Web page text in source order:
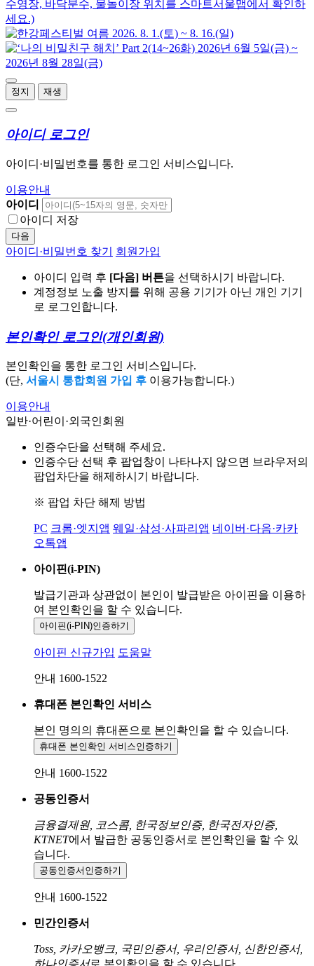
정지 재생
아이디 로그인
아이디·비밀번호를 통한 로그인 서비스입니다.
이용안내
아이디
아이디 저장
다음
아이디·비밀번호 찾기 회원가입
아이디 입력 후 [다음] 버튼을 선택하시기 바랍니다.
계정정보 노출 방지를 위해 공용 기기가 아닌 개인 기기
로 로그인합니다.
본인확인 로그인(개인회원)
본인확인을 통한 로그인 서비스입니다.
(단, 서울시 통합회원 가입 후 이용가능합니다.)
이용안내
일반·어린이·외국인회원
인증수단을 선택해 주세요.
인증수단 선택 후 팝업창이 나타나지 않으면 브라우저의
팝업차단을 해제하시기 바랍니다.
※ 팝업 차단 해제 방법
PC 크롬·엣지앱 웨일·삼성·사파리앱 네이버·다음·카카
오톡앱
아이핀(i-PIN)
발급기관과 상관없이 본인이 발급받은 아이핀을 이용하
여 본인확인을 할 수 있습니다.
아이핀(i-PIN)인증하기
아이핀 신규가입 도움말
안내 1600-1522
휴대폰 본인확인 서비스
본인 명의의 휴대폰으로 본인확인을 할 수 있습니다.
휴대폰 본인확인 서비스인증하기
안내 1600-1522
공동인증서
금융결제원, 코스콤, 한국정보인증, 한국전자인증,
KTNET에서 발급한 공동인증서로 본인확인을 할 수 있
습니다.
공동인증서 인증하기
안내 1600-1522
민간인증서
Toss, 카카오뱅크, 국민인증서, 우리인증서, 신한인증서,